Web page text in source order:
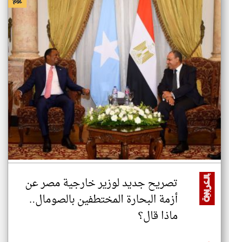
تصريح جديد لوزير خارجية مصر عن
أزمة البحارة المختطفين بالصومال..
ماذا قال؟